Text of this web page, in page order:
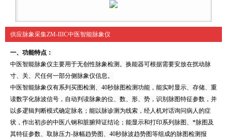
供应脉象采集ZM-IIIC中医智能脉象仪
一、功能特点：
中医智能脉象仪主要用于无创性脉象检测。换能器可根据需要安放在扰动脉
寸、关、尺任何一部分侧脉象仪信息。
中医智能脉象仪有系列买图检测、40秒脉图检测功能，能实时显示、存储、重
读数字化脉波信号，自动判读脉象的位、数、形、势，识别脉图特征参数，并
以多逻辑判断模式确定脉名；能以脉诊测为线索，经人机对话询问病人的症
状，作出初步的中医八钢和脏腑辩证结论；能显示和打印系列脉图、*脉图及
其特征参数、取脉压力-脉幅趋势图、40秒脉波趋势图等组成的脉图检测报